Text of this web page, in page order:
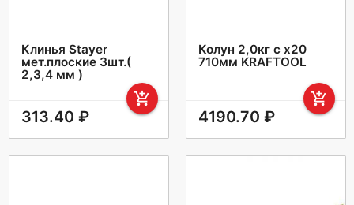
Клинья Stayer
мет.плоские 3шт.(
2,3,4 мм )
add_shopping_cart
313.40 ₽
Колун 2,0кг с х20
710мм KRAFTOOL
add_shopping_cart
4190.70 ₽